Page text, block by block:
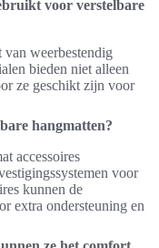
voor verstelbare
van weerbestendig
bieden niet alleen
ze geschikt zijn voor
hangmatten?
accessoires
voor
kunnen de
extra ondersteuning en